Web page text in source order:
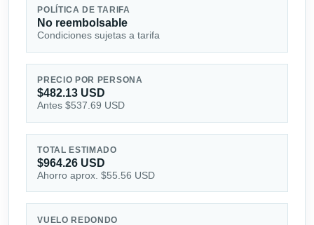
POLÍTICA DE TARIFA
No reembolsable
Condiciones sujetas a tarifa
PRECIO POR PERSONA
$482.13 USD
Antes $537.69 USD
TOTAL ESTIMADO
$964.26 USD
Ahorro aprox. $55.56 USD
VUELO REDONDO